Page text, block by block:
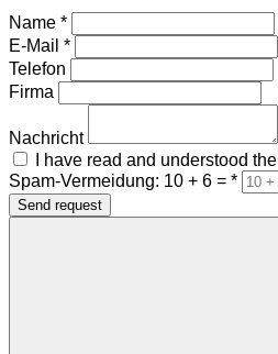
Name *
E-Mail *
Telefon
Firma
Nachricht
I have read and understood the
Spam-Vermeidung: 10 + 6 = *
Send request